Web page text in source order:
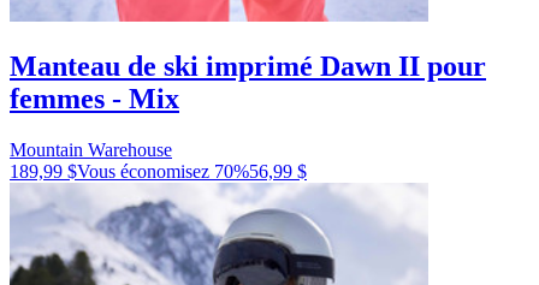
Manteau de ski imprimé Dawn II pour
femmes - Mix
Mountain Warehouse
189,99 $Vous économisez 70%56,99 $